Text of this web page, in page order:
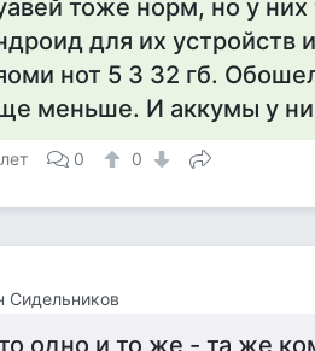
тоже норм, но у
для их устройств
нот 5 3 32 гб.
меньше. И аккумы у
0 0
Сидельников
одно и то же - та же